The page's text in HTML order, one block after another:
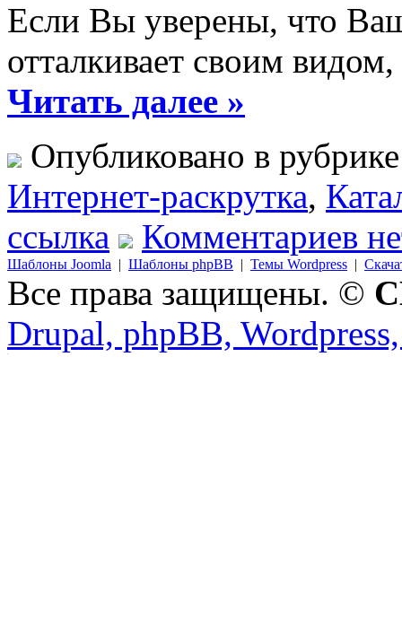
Если Вы уверены, что
отталкивает своим
Читать далее »
Опубликовано в
Интернет-раскрутка,
ссылка
Комментариев
Шаблоны Joomla | Шаблоны phpBB | Темы Wordpress |
Все права защищены. ©
Drupal, phpBB,